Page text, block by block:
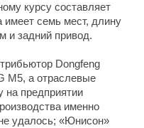
курсу составляет
семь мест, длину
и задний привод.
Dongfeng
M5, а отраслевые
на предприятии
именно
удалось; «Юнисон»